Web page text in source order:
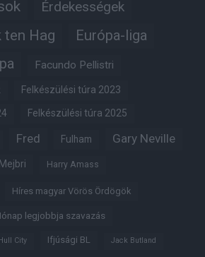
Érdekességek
ten Hag Európa-liga
Facundo Pellistri
Felkészülési túra 2023
Felkészülési túra 2025
Fred Fulham Gary Neville
Harry Amass
Híres magyar Vörös Ördögök
legjobbja szavazás
Hull City Ifjúsági BL Jack Butland